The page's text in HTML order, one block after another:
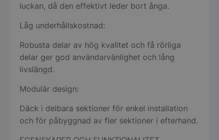
luckan, då den effektivt leder bort ånga.
Låg underhållskostnad:
Robusta delar av hög kvalitet och få rörliga
delar ger god användarvänlighet och lång
livslängd.
Modulär design:
Däck i delbara sektioner för enkel installation
och för påbyggnad av fler sektioner i efterhand.